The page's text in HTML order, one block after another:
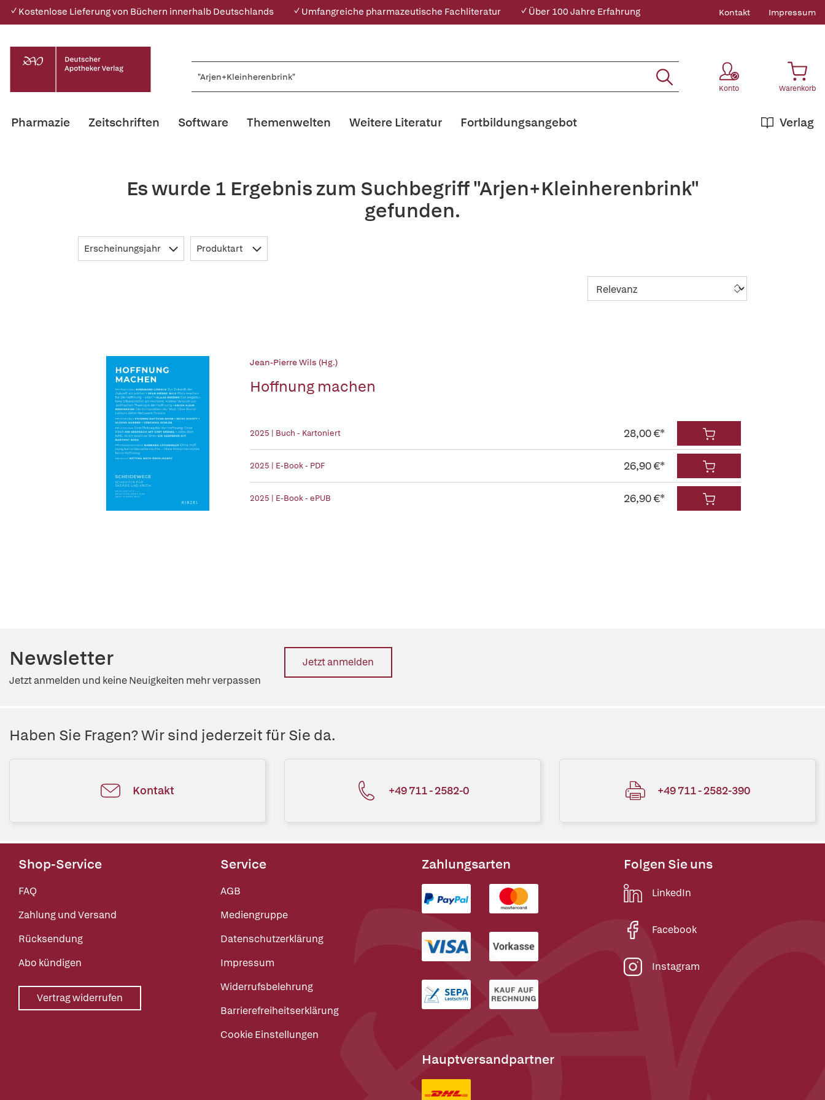
✓ Kostenlose Lieferung von Büchern innerhalb Deutschlands ✓ Umfangreiche pharmazeutische Fachliteratur ✓ Über 100 Jahre Erfahrung Kontakt Impressum
Konto Warenkorb
Pharmazie Zeitschriften Software Themenwelten Weitere Literatur Verlag
Fortbildungsangebot
Es wurde 1 Ergebnis zum Suchbegriff "Arjen+Kleinherenbrink"
gefunden.
Erscheinungsjahr Produktart
Jean-Pierre Wils (Hg.)
Hoffnung machen
2025 | Buch - Kartoniert 28,00 €*
2025 | E-Book - PDF 26,90 €*
2025 | E-Book - ePUB 26,90 €*
Newsletter
Jetzt anmelden und keine Neuigkeiten mehr verpassen
Jetzt anmelden
Haben Sie Fragen? Wir sind jederzeit für Sie da.
Kontakt +49 711 - 2582-0 +49 711 - 2582-390
Shop-Service
FAQ
Zahlung und Versand
Rücksendung
Abo kündigen
Vertrag widerrufen
Service
AGB
Mediengruppe
Datenschutzerklärung
Impressum
Widerrufsbelehrung
Barrierefreiheitserklärung
Cookie Einstellungen
Zahlungsarten
Hauptversandpartner
Folgen Sie uns
LinkedIn
Facebook
Instagram